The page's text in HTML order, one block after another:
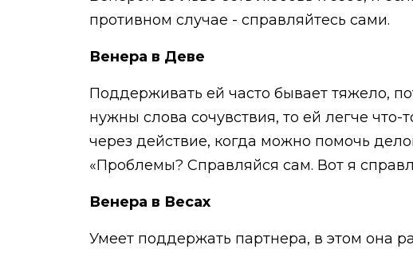
противном случае - справляйтесь сами.
Венера в Деве
Поддерживать ей часто бывает тяжело,
нужны слова сочувствия, то ей легче
через действие, когда можно помочь
«Проблемы? Справляйся сам. Вот я
Венера в Весах
Умеет поддержать партнера, в этом она